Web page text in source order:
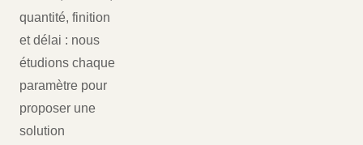
quantité, finition
et délai : nous
étudions chaque
paramètre pour
proposer une
solution